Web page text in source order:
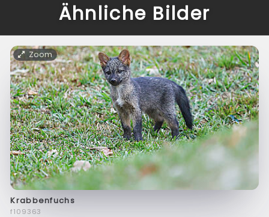
Ähnliche Bilder
Zoom
Krabbenfuchs
f109363